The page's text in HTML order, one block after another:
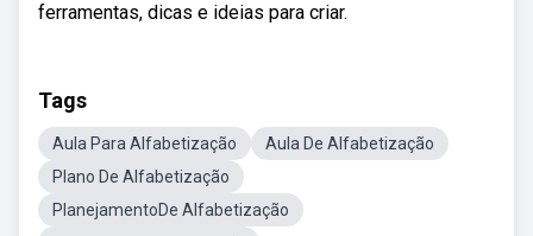
ferramentas, dicas e ideias para criar.
Tags
Aula Para Alfabetização
Aula De Alfabetização
Plano De Alfabetização
PlanejamentoDe Alfabetização